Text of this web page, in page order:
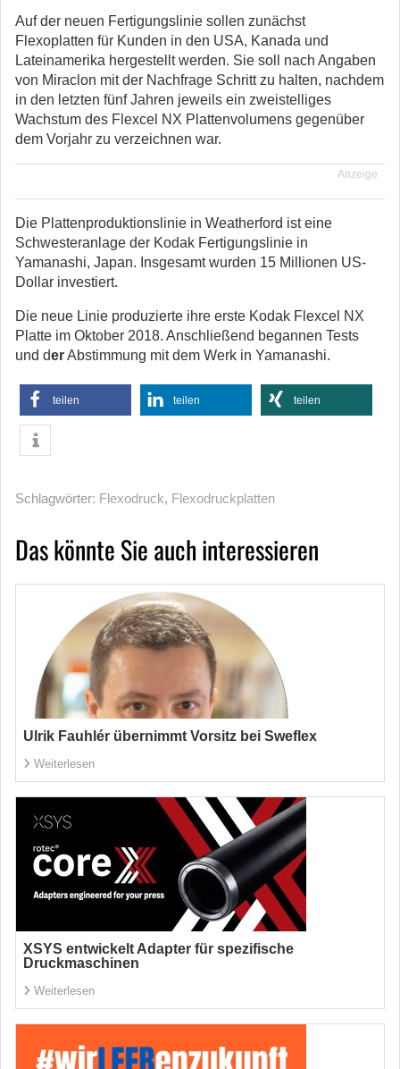
Auf der neuen Fertigungslinie sollen zunächst
Flexoplatten für Kunden in den USA, Kanada und
Lateinamerika hergestellt werden. Sie soll nach Angaben
von Miraclon mit der Nachfrage Schritt zu halten, nachdem
in den letzten fünf Jahren jeweils ein zweistelliges
Wachstum des Flexcel NX Plattenvolumens gegenüber
dem Vorjahr zu verzeichnen war.
Anzeige
Die Plattenproduktionslinie in Weatherford ist eine
Schwesteranlage der Kodak Fertigungslinie in
Yamanashi, Japan. Insgesamt wurden 15 Millionen US-
Dollar investiert.
Die neue Linie produzierte ihre erste Kodak Flexcel NX
Platte im Oktober 2018. Anschließend begannen Tests
und derAbstimmung mit dem Werk in Yamanashi.
teilen teilen teilen
Schlagwörter: Flexodruck, Flexodruckplatten
Das könnte Sie auch interessieren
Ulrik Fauhlér übernimmt Vorsitz bei Sweflex
Weiterlesen
XSYS entwickelt Adapter für spezifische
Druckmaschinen
Weiterlesen